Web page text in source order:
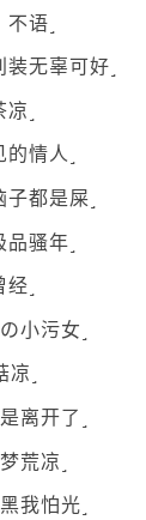
语˼
无辜可好˼
˼
情人˼
都是屎˼
骚年˼
˼
小污女˼
˼
离开了˼
荒凉˼
我怕光˼